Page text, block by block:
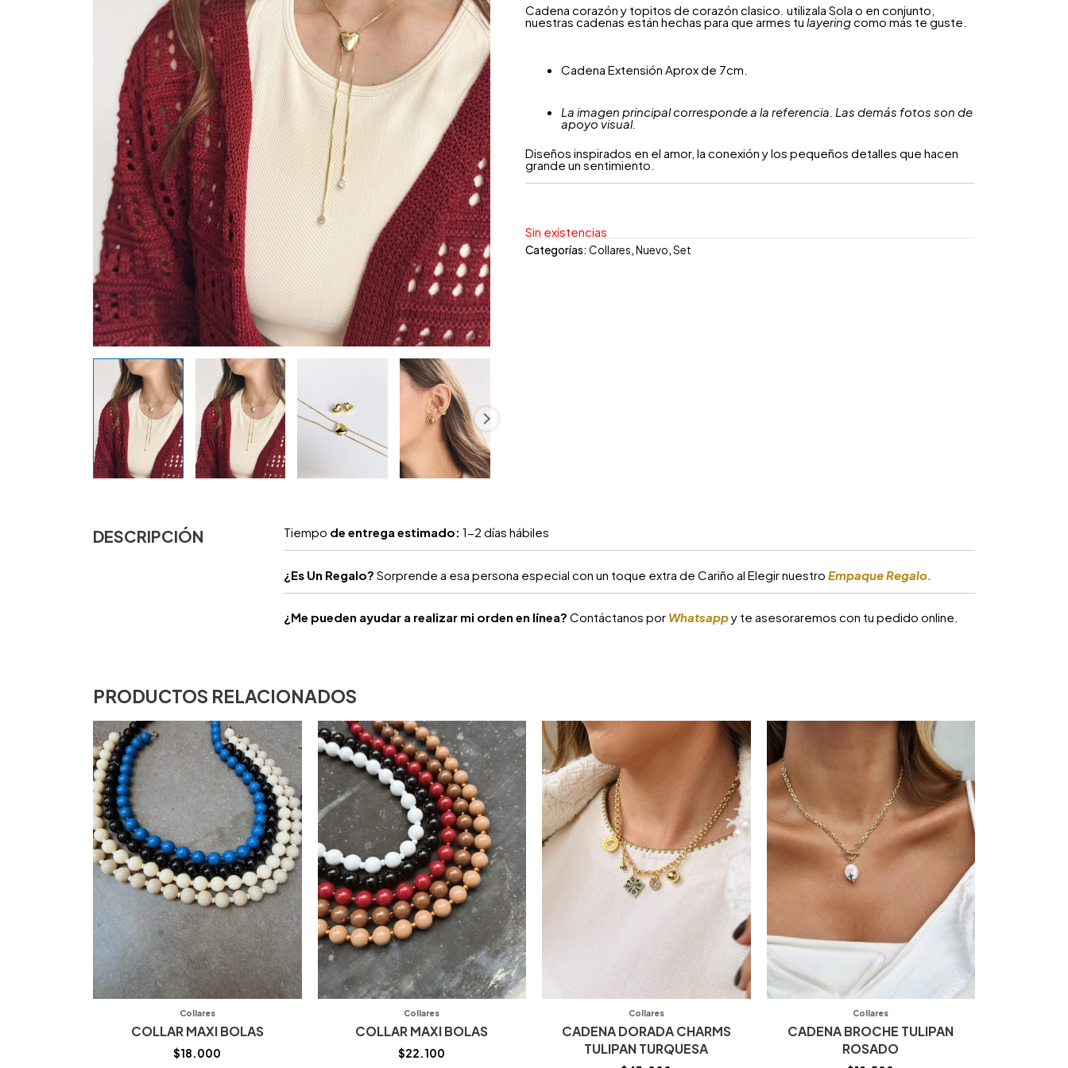
Cadena corazón y topitos de corazón clasico. utilizala Sola o en conjunto,
nuestras cadenas están hechas para que armes tu layeringcomo más te guste.
Cadena Extensión Aprox de 7cm.
La imagen principal corresponde a la referencia. Las demás fotos son de
apoyo visual.
Diseños inspirados en el amor, la conexión y los pequeños detalles que hacen
grande un sentimiento.
Sin existencias
Categorías: Collares,Nuevo,Set
DESCRIPCIÓN Tiempo de entrega estimado: 1-2 días hábiles
¿ Es Un Regalo? Sorprende a esa persona especial con un toque extra de Cariño al Elegir nuestro Empaque Regalo.
¿Me pueden ayudar a realizar mi orden en línea? Contáctanos por Whatsappy te asesoraremos con tu pedido online.
PRODUCTOS RELACIONADOS
Collares
COLLAR MAXI BOLAS
$18.000
Collares
COLLAR MAXI BOLAS
$22.100
Collares
CADENA DORADA CHARMS
TULIPAN TURQUESA
Collares
CADENA BROCHE TULIPAN
ROSADO